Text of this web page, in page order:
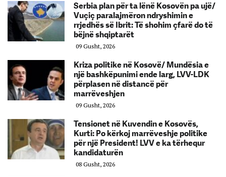
Serbia plan për ta lënë Kosovën pa ujë/
Vuçiç paralajmëron ndryshimin e
rrjedhës së Ibrit: Të shohim çfarë do të
bëjnë shqiptarët
09 Gusht, 2026
Kriza politike në Kosovë/ Mundësia e
një bashkëpunimi ende larg, LVV-LDK
përplasen në distancë për
marrëveshjen
09 Gusht, 2026
Tensionet në Kuvendin e Kosovës,
Kurti: Po kërkoj marrëveshje politike
për një President! LVV e ka tërhequr
kandidaturën
08 Gusht, 2026